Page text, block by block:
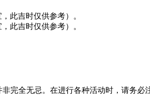
此吉时仅供参考）。
此吉时仅供参考）。
完全无忌。在进行各种活动时，请务